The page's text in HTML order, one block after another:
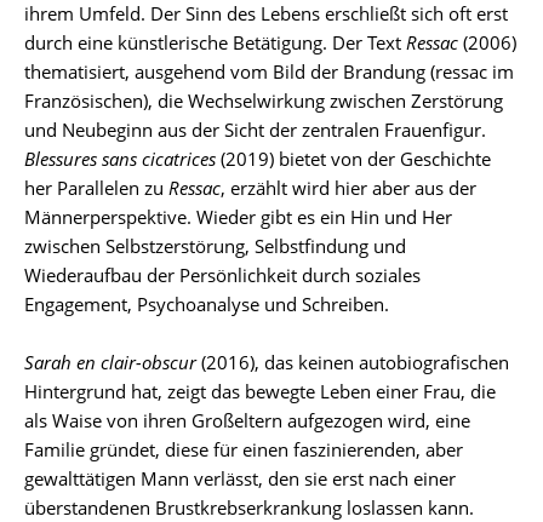
ihrem Umfeld. Der Sinn des Lebens erschließt sich oft erst
durch eine künstlerische Betätigung. Der Text Ressac (2006)
thematisiert, ausgehend vom Bild der Brandung (ressac im
Französischen), die Wechselwirkung zwischen Zerstörung
und Neubeginn aus der Sicht der zentralen Frauenfigur.
Blessures sans cicatrices (2019) bietet von der Geschichte
her Parallelen zu Ressac, erzählt wird hier aber aus der
Männerperspektive. Wieder gibt es ein Hin und Her
zwischen Selbstzerstörung, Selbstfindung und
Wiederaufbau der Persönlichkeit durch soziales
Engagement, Psychoanalyse und Schreiben.
Sarah en clair-obscur(2016), das keinen autobiografischen
Hintergrund hat, zeigt das bewegte Leben einer Frau, die
als Waise von ihren Großeltern aufgezogen wird, eine
Familie gründet, diese für einen faszinierenden, aber
gewalttätigen Mann verlässt, den sie erst nach einer
überstandenen Brustkrebserkrankung loslassen kann.